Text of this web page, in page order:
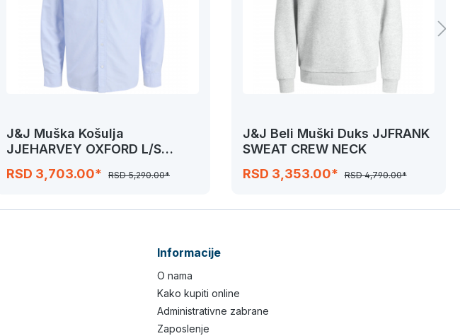
J&J Muška Košulja
JJEHARVEY OXFORD L/S
RSD 3,703.00* RSD 5,290.00*
J&J Beli Muški Duks JJFRANK
SWEAT CREW NECK
RSD 3,353.00*
RSD 4,790.00*
Informacije
O nama
Kako kupiti online
Administrativne zabrane
Zaposlenje